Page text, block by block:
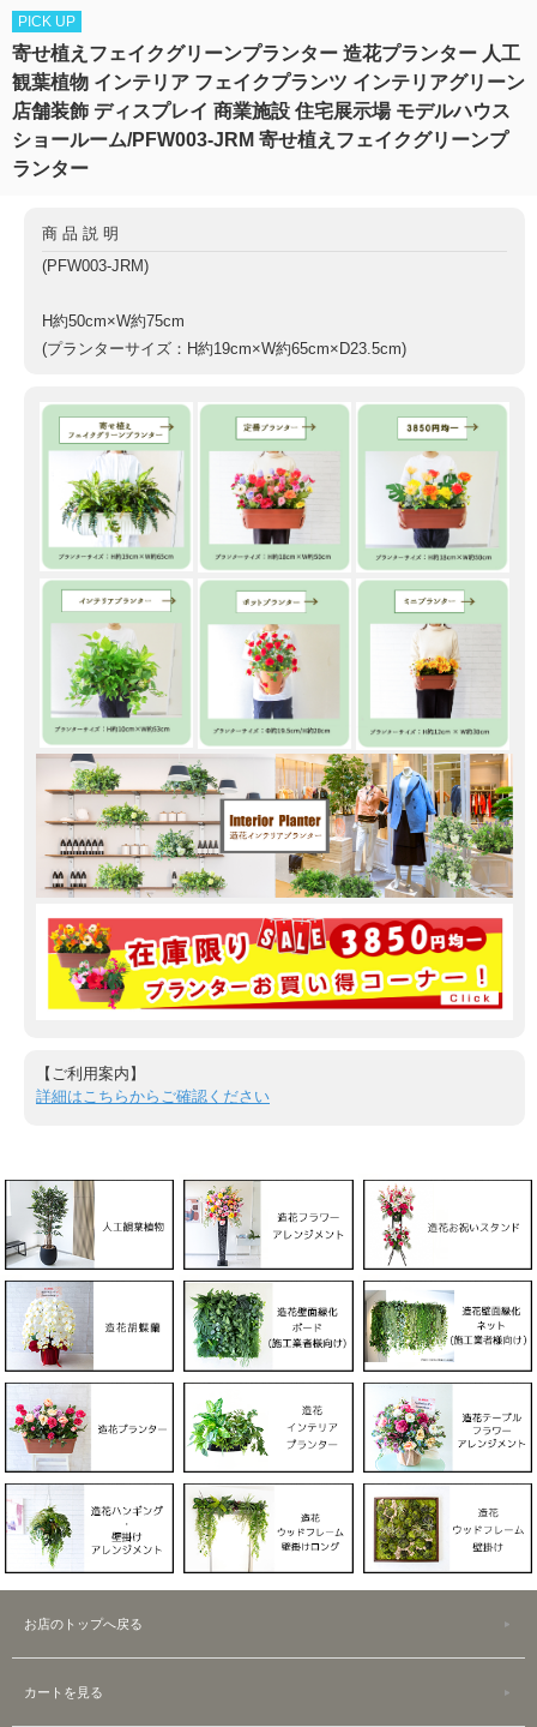
PICK UP
寄せ植えフェイクグリーンプランター 造花プランター 人工
観葉植物 インテリア フェイクプランツ インテリアグリーン
店舗装飾 ディスプレイ 商業施設 住宅展示場 モデルハウス
ショールーム/PFW003-JRM 寄せ植えフェイクグリーンプ
ランター
商品説明
(PFW003-JRM)
H約50cm×W約75cm
(プランターサイズ：H約19cm×W約65cm×D23.5cm)
【ご利用案内】
詳細はこちらからご確認ください
お店のトップへ戻る
カートを見る